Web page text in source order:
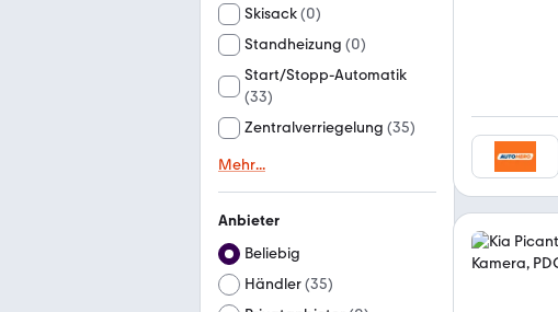
Skisack(0)
Standheizung (0)
Start/Stopp-Automatik
(33)
Zentralverriegelung (35)
Mehr...
Anbieter
Beliebig
Händler(35)